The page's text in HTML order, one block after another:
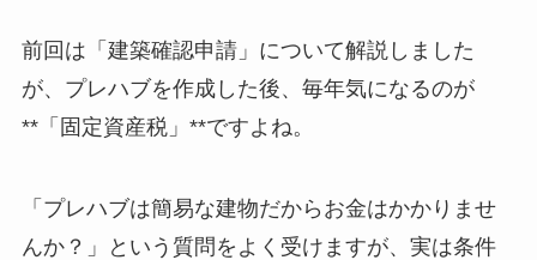
前回は「建築確認申請」について解説しました
が、プレハブを作成した後、毎年気になるのが
**「固定資産税」**ですよね。
「プレハブは簡易な建物だからお金はかかりませ
んか？」という質問をよく受けますが、実は条件